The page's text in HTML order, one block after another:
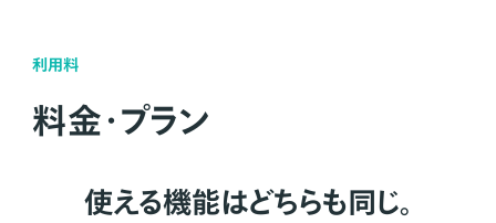
利用料
料金・プラン
使える機能はどちらも同じ。